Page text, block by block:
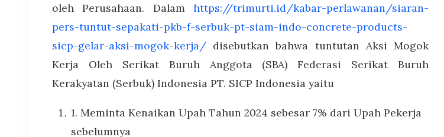
oleh Perusahaan. Dalamhttps://trimurti.id/kabar-perlawanan/siaran-
pers-tuntut-sepakati-pkb-f-serbuk-pt-siam-indo-concrete-products-
sicp-gelar-aksi-mogok-kerja/ disebutkan bahwa tuntutan Aksi Mogok
Kerja Oleh Serikat Buruh Anggota (SBA) Federasi Serikat Buruh
Kerakyatan (Serbuk) Indonesia PT. SICP Indonesia yaitu
1. Meminta Kenaikan Upah Tahun 2024 sebesar 7% dari Upah Pekerja
sebelumnya